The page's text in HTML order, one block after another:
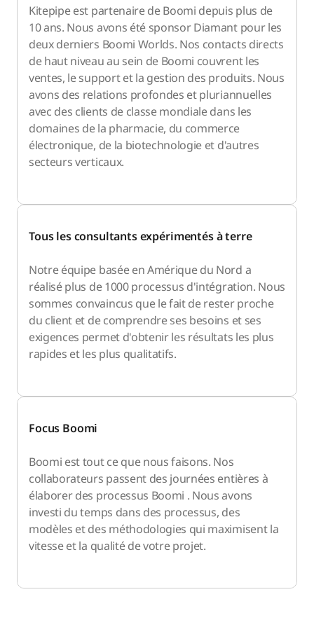
Kitepipe est partenaire de Boomi depuis plus de
10 ans. Nous avons été sponsor Diamant pour les
deux derniers Boomi Worlds. Nos contacts directs
de haut niveau au sein de Boomi couvrent les
ventes, le support et la gestion des produits. Nous
avons des relations profondes et pluriannuelles
avec des clients de classe mondiale dans les
domaines de la pharmacie, du commerce
électronique, de la biotechnologie et d'autres
secteurs verticaux.
Tous les consultants expérimentés à terre
Notre équipe basée en Amérique du Nord a
réalisé plus de 1000 processus d'intégration. Nous
sommes convaincus que le fait de rester proche
du client et de comprendre ses besoins et ses
exigences permet d'obtenir les résultats les plus
rapides et les plus qualitatifs.
Focus Boomi
Boomi est tout ce que nous faisons. Nos
collaborateurs passent des journées entières à
élaborer des processus Boomi . Nous avons
investi du temps dans des processus, des
modèles et des méthodologies qui maximisent la
vitesse et la qualité de votre projet.